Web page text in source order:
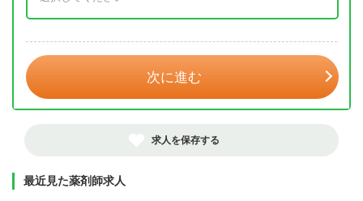
次に進む
求人を保存する
最近見た薬剤師求人